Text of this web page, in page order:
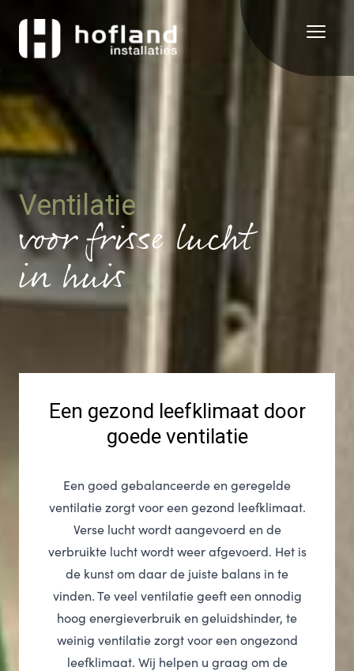
Ventilatie
voor frisse lucht
in huis
Een gezond leefklimaat door
goede ventilatie
Een goed gebalanceerde en geregelde
ventilatie zorgt voor een gezond leefklimaat.
Verse lucht wordt aangevoerd en de
verbruikte lucht wordt weer afgevoerd. Het is
de kunst om daar de juiste balans in te
vinden. Te veel ventilatie geeft een onnodig
hoog energieverbruik en geluidshinder, te
weinig ventilatie zorgt voor een ongezond
leefklimaat. Wij helpen u graag om de